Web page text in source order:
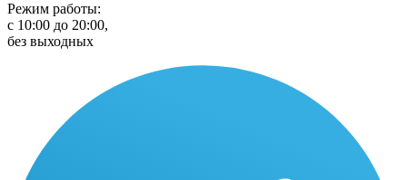
Режим работы:
с 10:00 до 20:00,
без выходных